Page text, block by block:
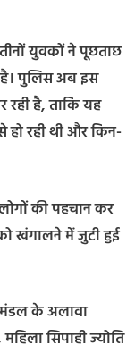
युवकों ने पूछताछ
पुलिस अब इस
है, ताकि यह
रही थी और किन-
की पहचान कर
खंगालने में जुटी हुई
मंडल के अलावा
सिपाही ज्योति